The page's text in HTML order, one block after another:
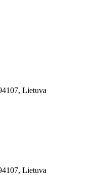
Lietuva
Lietuva